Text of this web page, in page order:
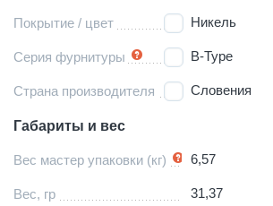
Покрытие / цвет Никель
Серия фурнитуры B-Type
Страна производителя Словения
Габариты и вес
Вес мастер упаковки (кг) 6,57
Вес, гр 31,37